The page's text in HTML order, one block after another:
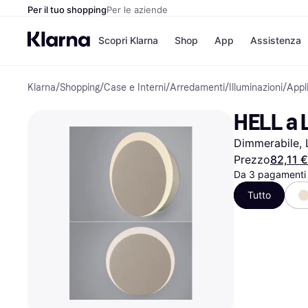
Per il tuo shoppingPer le aziende
Scopri Klarna
Opzioni di
Paga ora
Paga in 3 rate
Paga dopo 30 giorni
Finanziamento
Shop
Negozi
Unieuro
Media
eBay
Zalando
Elenco negozi
App Assistenza
Klarna/Shopping/Case e Interni/Arredamenti/ Illuminazioni/
HELL a
Dimmerabile,
Prezzo82,11 €
Da 3 pagamenti
Tutto